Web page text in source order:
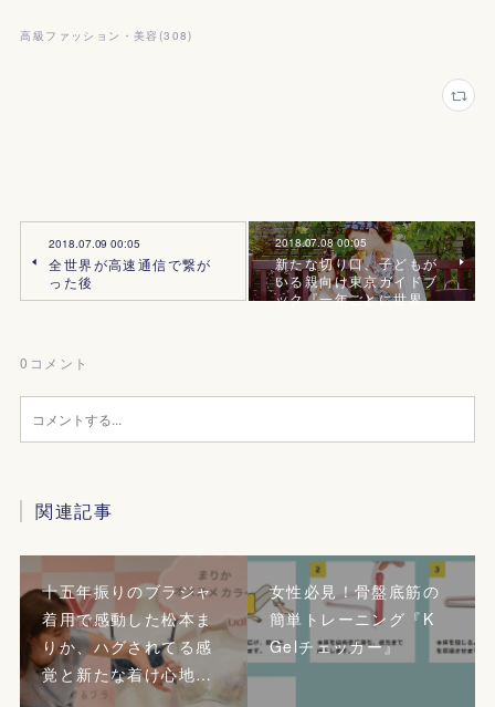
高級ファッション・美容 (308)
2018.07.09 00:05
全世界が高速通信で繋が
った後
2018.07.08 00:05
新たな切り口、子どもが
いる親向け東京ガイドブ
ック『一年ごとに世界…
0 コメント
関連記事
十五年振りのブラジャ
着用で感動した松本ま
りか、ハグされてる感
覚と新たな着け心地…
女性必見！骨盤底筋の
簡単トレーニング『K
Gelチェッカー』